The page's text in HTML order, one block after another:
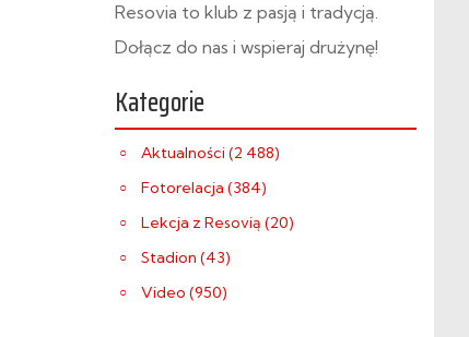
Resovia to klub z pasją i tradycją.
Dołącz do nas i wspieraj drużynę!
Kategorie
Aktualności (2 488)
Fotorelacja (384)
Lekcja z Resovią (20)
Stadion (43)
Video (950)